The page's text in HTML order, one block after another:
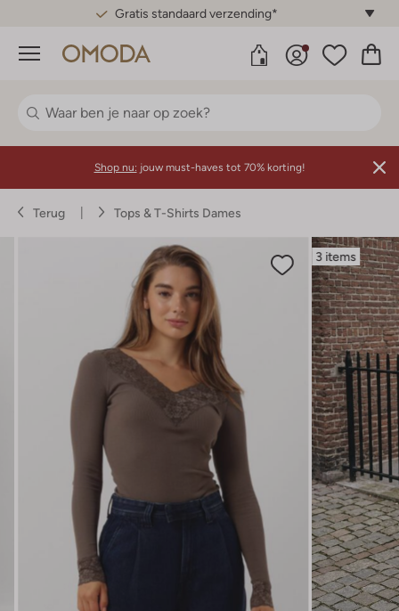
Gratis standaard verzending*
Menu
Shop nu: jouw must-haves tot 70% korting!
Terug Tops & T-Shirts Dames
3 items